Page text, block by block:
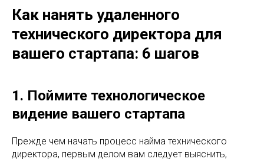
Как нанять удаленного
технического директора для
вашего стартапа: 6 шагов
1. Поймите технологическое
видение вашего стартапа
Прежде чем начать процесс найма технического
директора, первым делом вам следует выяснить,